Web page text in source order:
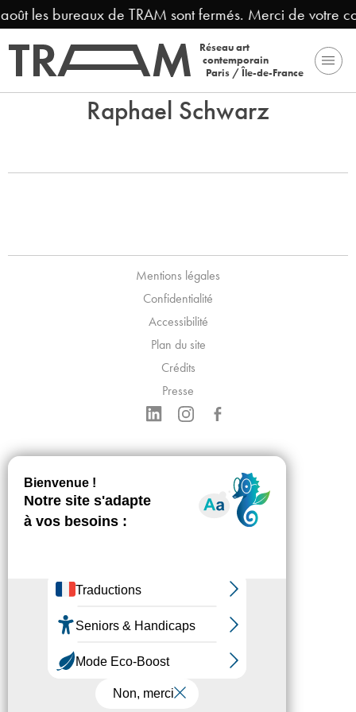
les bureaux de TRAM sont fermés. Merci de votre
Réseau art
contemporain
Paris / Île-de-France
Raphael Schwarz
Mentions légales
Confidentialité
Accessibilité
Plan du site
Crédits
Presse